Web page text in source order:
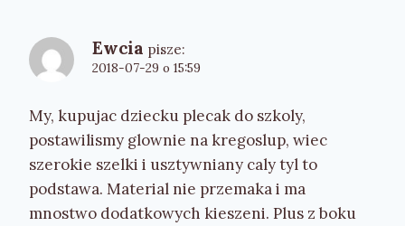
Ewcia pisze:
2018-07-29 o 15:59
My, kupujac dziecku plecak do szkoly,
postawilismy glownie na kregoslup, wiec
szerokie szelki i usztywniany caly tyl to
podstawa. Material nie przemaka i ma
mnostwo dodatkowych kieszeni. Plus z boku